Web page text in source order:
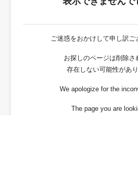
ご迷惑をおかけして申し訳ご
お探しのページは削除さ
存在しない可能性があり
We apologize for the
The page you are